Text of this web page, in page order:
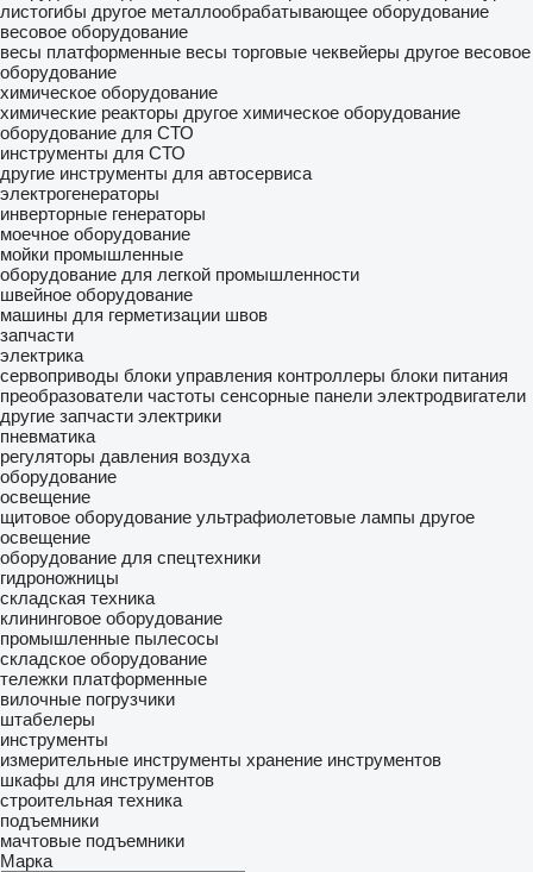
листогибы другое металлообрабатывающее оборудование
весовое оборудование
весы платформенные весы торговые чеквейеры другое весовое
оборудование
химическое оборудование
химические реакторы другое химическое оборудование
оборудование для СТО
инструменты для СТО
другие инструменты для автосервиса
электрогенераторы
инверторные генераторы
моечное оборудование
мойки промышленные
оборудование для легкой промышленности
швейное оборудование
машины для герметизации швов
запчасти
электрика
сервоприводы блоки управления контроллеры блоки питания
преобразователи частоты сенсорные панели электродвигатели
другие запчасти электрики
пневматика
регуляторы давления воздуха
оборудование
освещение
щитовое оборудование ультрафиолетовые лампы другое
освещение
оборудование для спецтехники
гидроножницы
складская техника
клининговое оборудование
промышленные пылесосы
складское оборудование
тележки платформенные
вилочные погрузчики
штабелеры
инструменты
измерительные инструменты хранение инструментов
шкафы для инструментов
строительная техника
подъемники
мачтовые подъемники
Марка